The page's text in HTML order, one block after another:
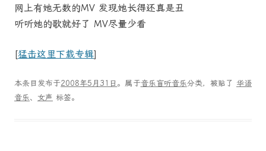
网上有她无数的MV 发现她长得还真是丑
听听她的歌就好了 MV尽量少看
[猛击这里下载专辑]
本条目发布于2008年5月31日 。属于音乐盲听音乐分类，被贴了 华语
音乐、 女声 标签。